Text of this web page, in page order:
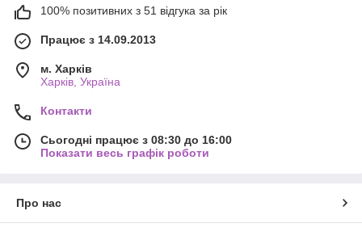
100% позитивних з 51 відгука за рік
Працює з 14.09.2013
м. Харків
Харків, Україна
Контакти
Сьогодні працює з 08:30 до 16:00
Показати весь графік роботи
Про нас